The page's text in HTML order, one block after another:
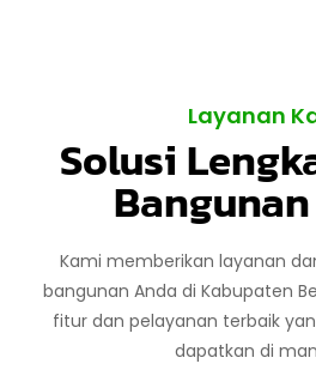
Layanan
Solusi
Kami memberikan layanan
bangunan Anda di Kabupaten
fitur dan pelayanan terbaik
dapatkan di